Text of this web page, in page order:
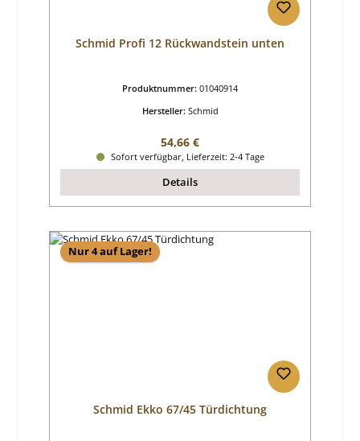
Schmid Profi 12 Rückwandstein unten
Produktnummer: 01040914
Hersteller: Schmid
Regulärer Preis:
54,66 €
Sofort verfügbar, Lieferzeit: 2-4 Tage
Details
Nur 4 auf Lager!
Schmid Ekko 67/45 Türdichtung